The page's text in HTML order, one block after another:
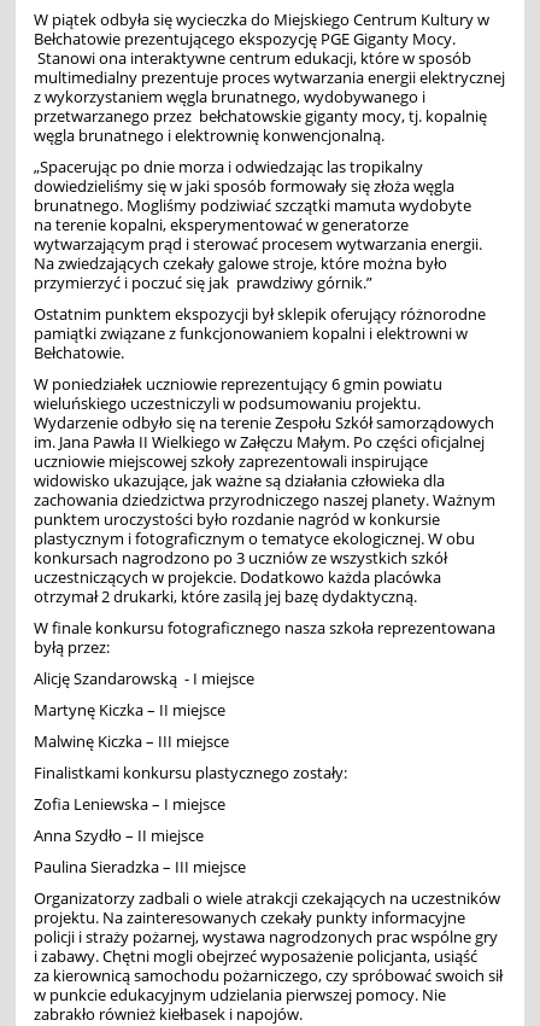
W piątek odbyła się wycieczka do Miejskiego Centrum Kultury w
Bełchatowie prezentującego ekspozycję PGE Giganty Mocy.
Stanowi ona interaktywne centrum edukacji, które w sposób
multimedialny prezentuje proces wytwarzania energii elektrycznej
z wykorzystaniem węgla brunatnego, wydobywanego i
przetwarzanego przez bełchatowskie giganty mocy, tj. kopalnię
węgla brunatnego i elektrownię konwencjonalną.
„Spacerując po dnie morza i odwiedzając las tropikalny
dowiedzieliśmy się w jaki sposób formowały się złoża węgla
brunatnego. Mogliśmy podziwiać szczątki mamuta wydobyte
na terenie kopalni, eksperymentować w generatorze
wytwarzającym prąd i sterować procesem wytwarzania energii.
Na zwiedzających czekały galowe stroje, które można było
przymierzyć i poczuć się jak prawdziwy górnik.”
Ostatnim punktem ekspozycji był sklepik oferujący różnorodne
pamiątki związane z funkcjonowaniem kopalni i elektrowni w
Bełchatowie.
W poniedziałek uczniowie reprezentujący 6 gmin powiatu
wieluńskiego uczestniczyli w podsumowaniu projektu.
Wydarzenie odbyło się na terenie Zespołu Szkół samorządowych
im. Jana Pawła II Wielkiego w Załęczu Małym. Po części oficjalnej
uczniowie miejscowej szkoły zaprezentowali inspirujące
widowisko ukazujące, jak ważne są działania człowieka dla
zachowania dziedzictwa przyrodniczego naszej planety. Ważnym
punktem uroczystości było rozdanie nagród w konkursie
plastycznym i fotograficznym o tematyce ekologicznej. W obu
konkursach nagrodzono po 3 uczniów ze wszystkich szkół
uczestniczących w projekcie. Dodatkowo każda placówka
otrzymał 2 drukarki, które zasilą jej bazę dydaktyczną.
W finale konkursu fotograficznego nasza szkoła reprezentowana
byłą przez:
Alicję Szandarowską - I miejsce
Martynę Kiczka – II miejsce
Malwinę Kiczka – III miejsce
Finalistkami konkursu plastycznego zostały:
Zofia Leniewska – I miejsce
Anna Szydło – II miejsce
Paulina Sieradzka – III miejsce
Organizatorzy zadbali o wiele atrakcji czekających na uczestników
projektu. Na zainteresowanych czekały punkty informacyjne
policji i straży pożarnej, wystawa nagrodzonych prac wspólne gry
i zabawy. Chętni mogli obejrzeć wyposażenie policjanta, usiąść
za kierownicą samochodu pożarniczego, czy spróbować swoich sił
w punkcie edukacyjnym udzielania pierwszej pomocy. Nie
zabrakło również kiełbasek i napojów.